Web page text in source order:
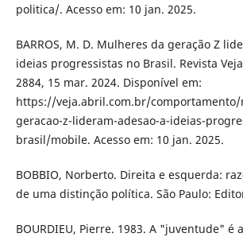
politica/. Acesso em: 10 jan. 2025.
BARROS, M. D. Mulheres da geração Z
ideias progressistas no Brasil. Revista
2884, 15 mar. 2024. Disponível em:
https://veja.abril.com.br/comportamento/
geracao-z-lideram-adesao-a-ideias-
brasil/mobile. Acesso em: 10 jan. 2025.
BOBBIO, Norberto. Direita e esquerda:
de uma distinção política. São Paulo:
BOURDIEU, Pierre. 1983. A "juventude" é